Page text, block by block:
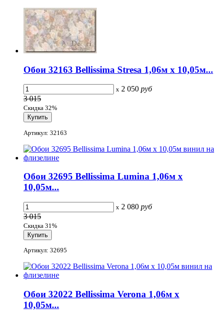
Обои 32163 Bellissima Stresa 1,06м х 10,05м...
x 2 050 руб
3 015
Скидка 32%
Артикул: 32163
Обои 32695 Bellissima Lumina 1,06м х
10,05м...
x 2 080 руб
3 015
Скидка 31%
Артикул: 32695
Обои 32022 Bellissima Verona 1,06м х
10,05м...